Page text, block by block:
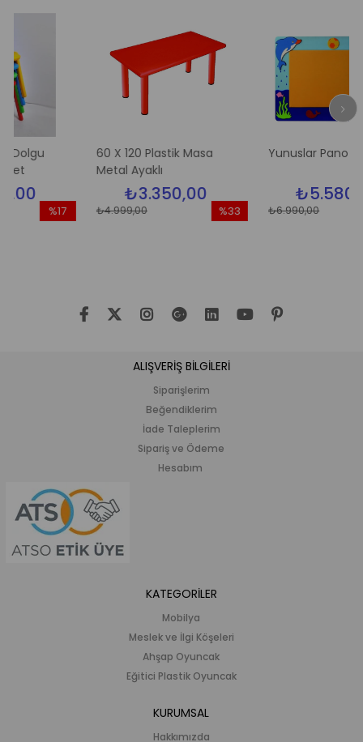
60 X 120 Plastik Masa
Metal Ayaklı
₺3.350,00
₺4.999,00
Yunuslar Pano
₺5.580,00
₺6.990,00
ALIŞVERİŞ BİLGİLERİ
Siparişlerim
Beğendiklerim
İade Taleplerim
Sipariş ve Ödeme
Hesabım
KATEGORİLER
Mobilya
Meslek ve İlgi Köşeleri
Ahşap Oyuncak
Eğitici Plastik Oyuncak
KURUMSAL
Hakkımızda